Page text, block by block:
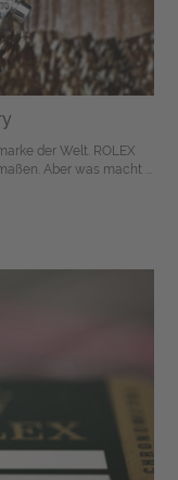
der Welt. ROLEX
Aber was macht ...